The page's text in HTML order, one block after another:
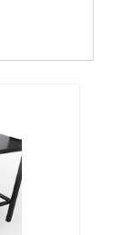
é pia de
com os